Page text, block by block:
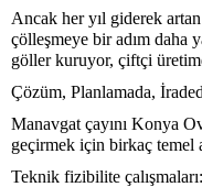
Ancak her yıl giderek
çölleşmeye bir adım daha
göller kuruyor, çiftçi
Çözüm, Planlamada,
Manavgat çayını Konya
geçirmek için birkaç temel
Teknik fizibilite